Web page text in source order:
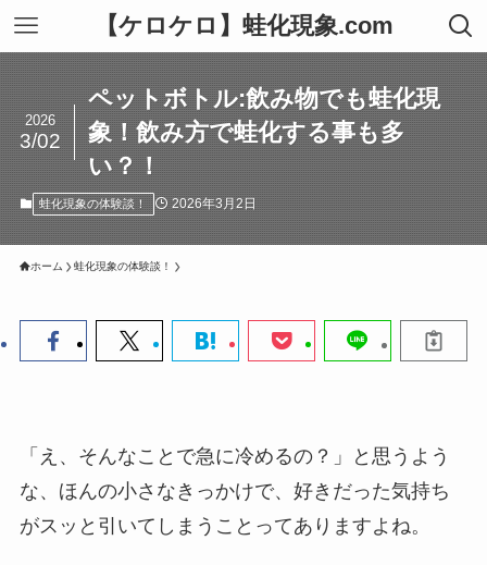
【ケロケロ】蛙化現象.com
ペットボトル:飲み物でも蛙化現
象！飲み方で蛙化する事も多
い？！
2026
3/02
蛙化現象の体験談！ 2026年3月2日
ホーム 蛙化現象の体験談！
「え、そんなことで急に冷めるの？」と思うよう
な、ほんの小さなきっかけで、好きだった気持ち
がスッと引いてしまうことってありますよね。